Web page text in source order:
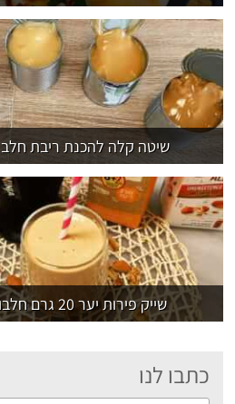
שיטה קלה להכנת ריבת חלב
שייק פירות יער 20 גרם חלבון וסיבים תזונתיים
כתבו לנו